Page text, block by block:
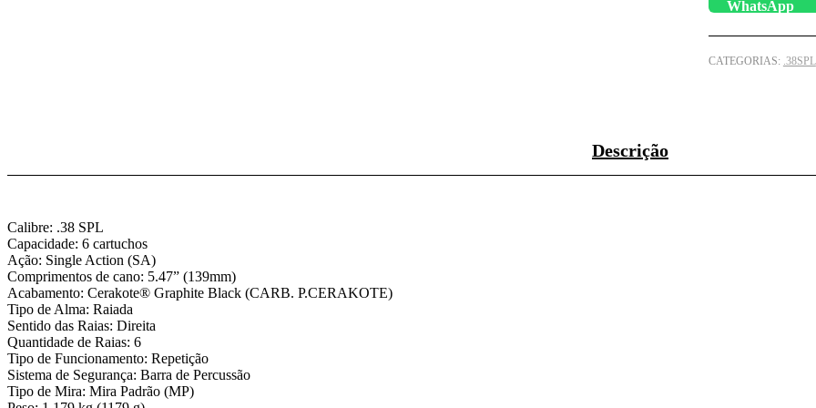
CATEGORIAS: .38SPL
Descrição
Calibre: .38 SPL
Capacidade: 6 cartuchos
Ação: Single Action (SA)
Comprimentos de cano: 5.47” (139mm)
Acabamento: Cerakote® Graphite Black (CARB. P.CERAKOTE)
Tipo de Alma: Raiada
Sentido das Raias: Direita
Quantidade de Raias: 6
Tipo de Funcionamento: Repetição
Sistema de Segurança: Barra de Percussão
Tipo de Mira: Mira Padrão (MP)